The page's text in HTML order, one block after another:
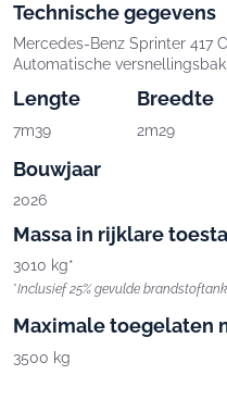
Technische gegevens
Mercedes-Benz Sprinter 417
Automatische versnellingsbak
Lengte
7m39
Breedte
2m29
Bouwjaar
2026
Massa in rijklare
3010 kg*
*Inclusief 25% gevulde brandstoftank
Maximale toegelaten
3500 kg